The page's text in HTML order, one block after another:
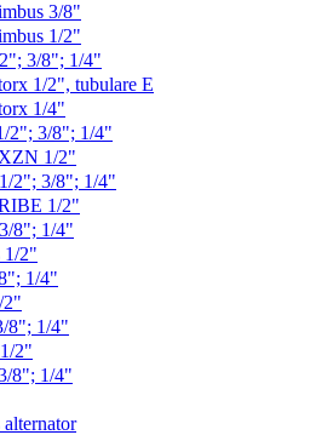
3/8"
1/2"
3/8"; 1/4"
1/2", tubulare E
1/4"
2"; 3/8"; 1/4"
1/2"
2"; 3/8"; 1/4"
1/2"
8"; 1/4"
1/2"
1/4"
2"
8"; 1/4"
2"
8"; 1/4"